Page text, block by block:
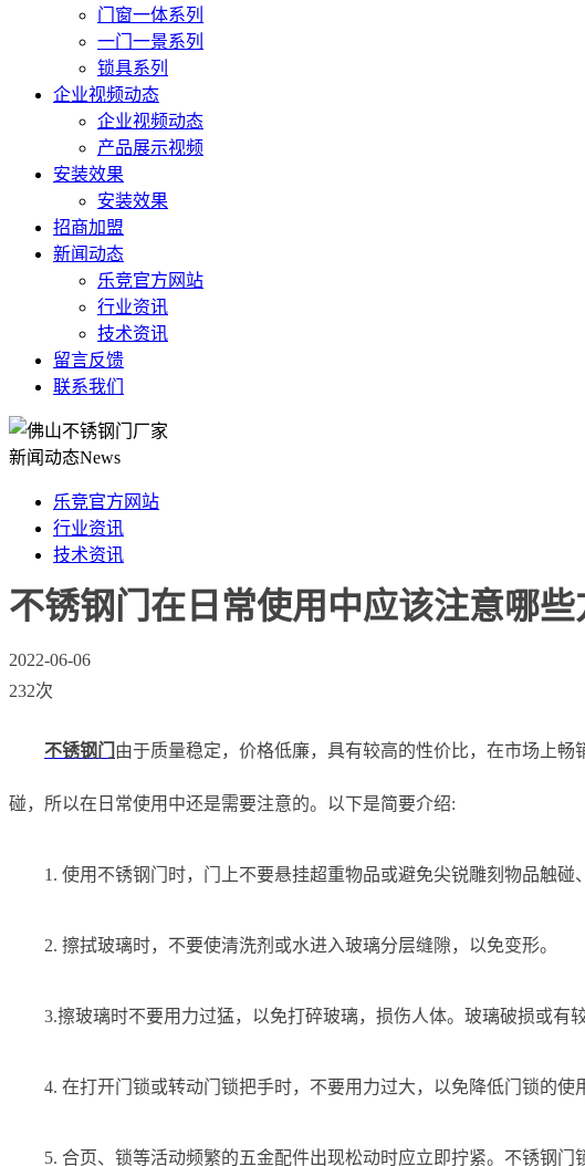
门窗一体系列
一门一景系列
锁具系列
企业视频动态
企业视频动态
产品展示视频
安装效果
安装效果
招商加盟
新闻动态
乐竞官方网站
行业资讯
技术资讯
留言反馈
联系我们
新闻动态News
乐竞官方网站
行业资讯
技术资讯
不锈钢门在日常使用中应该注意哪些
2022-06-06
232次
不锈钢门 由于质量稳定，价格低廉，具有较高的性价比，在市场上
碰，所以在日常使用中还是需要注意的。以下是简要介绍:
1. 使用不锈钢门时，门上不要悬挂超重物品或避免尖锐雕刻物品触
2. 擦拭玻璃时，不要使清洗剂或水进入玻璃分层缝隙，以免变形。
3.擦玻璃时不要用力过猛，以免打碎玻璃，损伤人体。玻璃破损或有
4. 在打开门锁或转动门锁把手时，不要用力过大，以免降低门锁的使
5. 合页、锁等活动频繁的五金配件出现松动时应立即拧紧。不锈钢门